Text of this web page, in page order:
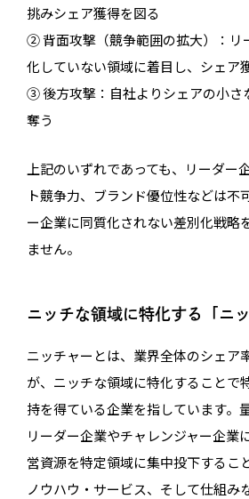
挑みシェア獲得を図る
② 背面攻撃（競争範囲の拡大）：リ
化していない領域に着目し、シェア
③ 後方攻撃：自社よりシェアの小さ
奪う
上記のいずれであっても、リーダー
ト競争力、ブランド優位性などは不
ー企業に同質化されない差別化戦略
ません。
ニッチな領域に特化する「ニッ
ニッチャーとは、業界全体のシェア
が、ニッチな領域に特化することで
持を得ている企業を指しています。
リーダー企業やチャレンジャー企業
営資源を特定領域に集中投下するこ
ノウハウ・サービス、そして仕組み